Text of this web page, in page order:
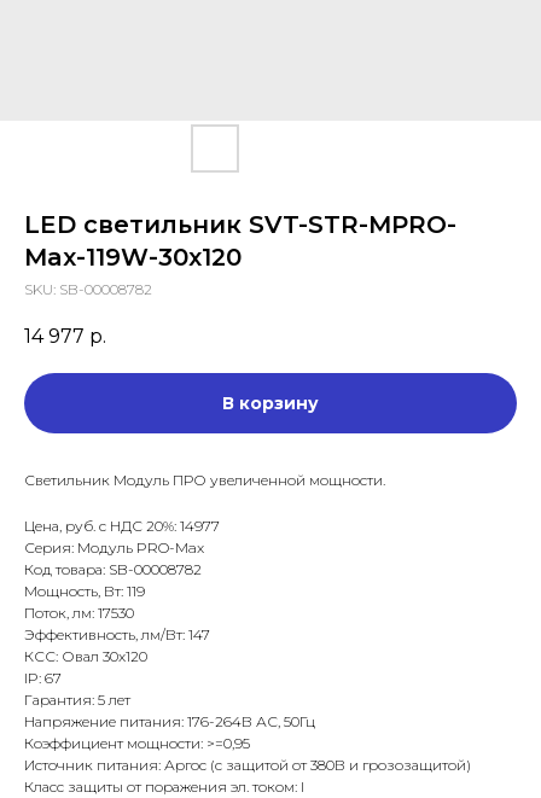
LED светильник SVT-STR-MPRO-
Max-119W-30x120
SKU: SB-00008782
14 977 р.
В корзину
Светильник Модуль ПРО увеличенной мощности.
Цена, руб. с НДС 20%: 14977
Серия: Модуль PRO-Max
Код товара: SB-00008782
Мощность, Вт: 119
Поток, лм: 17530
Эффективность, лм/Вт: 147
КСС: Овал 30x120
IP: 67
Гарантия: 5 лет
Напряжение питания: 176-264В АС, 50Гц
Коэффициент мощности: >=0,95
Источник питания: Аргос (с защитой от 380В и грозозащитой)
Класс защиты от поражения эл. током: I